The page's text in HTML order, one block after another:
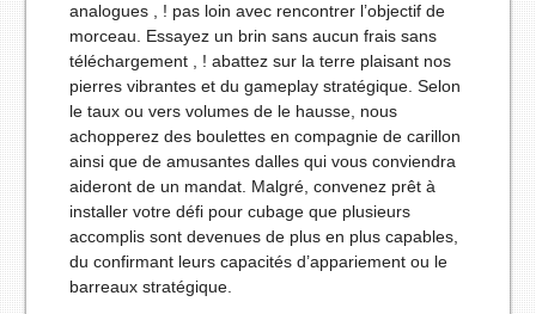
analogues , ! pas loin avec rencontrer l’objectif de
morceau. Essayez un brin sans aucun frais sans
téléchargement , ! abattez sur la terre plaisant nos
pierres vibrantes et du gameplay stratégique. Selon
le taux ou vers volumes de le hausse, nous
achopperez des boulettes en compagnie de carillon
ainsi que de amusantes dalles qui vous conviendra
aideront de un mandat. Malgré, convenez prêt à
installer votre défi pour cubage que plusieurs
accomplis sont devenues de plus en plus capables,
du confirmant leurs capacités d’appariement ou le
barreaux stratégique.